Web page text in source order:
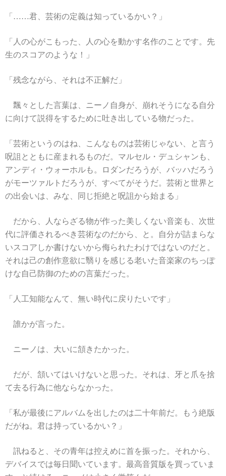
「……君、芸術の定義は知っているかい？」
「人の心がこもった、人の心を動かす名作のことです。先
生のスコアのような！」
「残念ながら、それは不正解だ」
飄々とした言葉は、ニーノ自身が、崩れそうになる自分
に向けて説得をするために吐き出している物だった。
「芸術というのはね、こんなものは芸術じゃない、と言う
呪詛とともに産まれるものだ。マルセル・デュシャンも、
アンディ・ウォーホルも。ロダンだろうが、バッハだろう
がモーツァルトだろうが、すべてがそうだ。芸術と世界と
の出会いは、みな、同じ拒絶と呪詛から始まる」
だから、人ならざる物が作った美しくない音楽も、次世
代に評価されるべき芸術なのだから、と。自分が詰まらな
いスコアしか書けないから侮られたわけではないのだと。
それは己の創作意欲に翳りを感じる老いた音楽家のちっぽ
けな自己防御のための言葉だった。
「人工知能なんて、無い時代に戻りたいです」
誰かが言った。
ニーノは、大いに頷きたかった。
だが、頷いてはいけないと思った。それは、牙と爪を捨
て去る行為に他ならなかった。
「私が最後にアルバムを出したのは二十年前だ。もう絶版
だがね。君は持っているかい？」
訊ねると、その青年は控えめに首を振った。それから、
デバイスでは毎日聞いています。最高音質版を買っていま